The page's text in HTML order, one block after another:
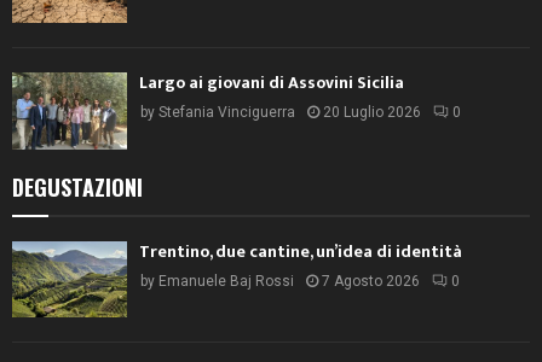
Largo ai giovani di Assovini Sicilia
by Stefania Vinciguerra 20 Luglio 2026 0
DEGUSTAZIONI
Trentino, due cantine, un’idea di identità
by Emanuele Baj Rossi 7 Agosto 2026 0